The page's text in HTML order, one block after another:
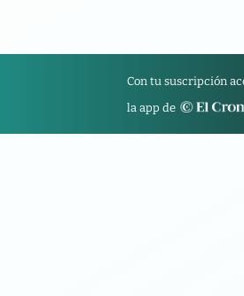
Con tu suscripción
la app de